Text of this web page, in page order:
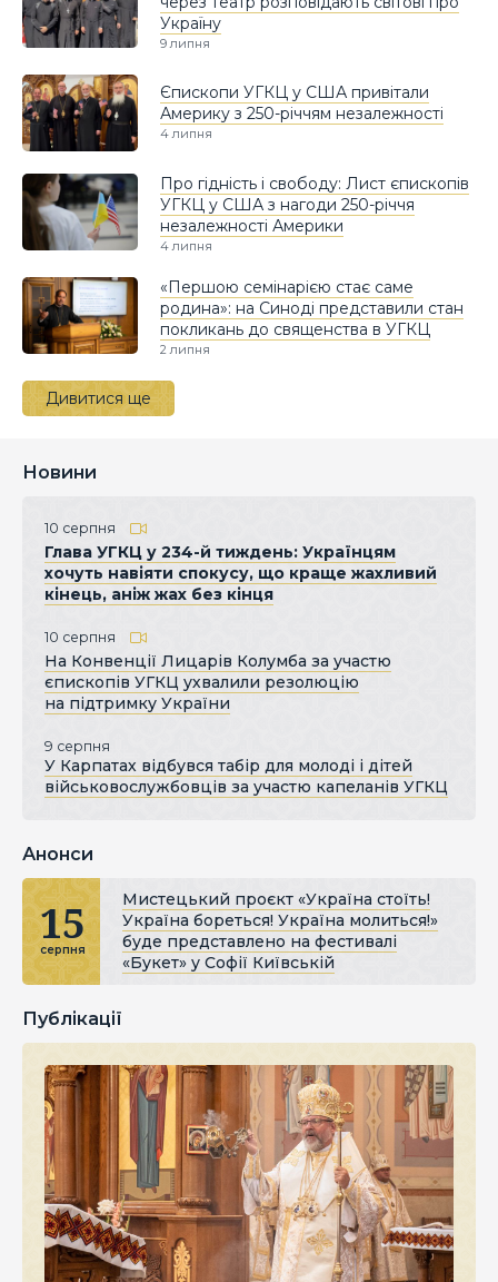
Україну
9 липня
Єпископи УГКЦ у США привітали
Америку з 250-річчям незалежності
4 липня
Про гідність і свободу: Лист єпископів
УГКЦ у США з нагоди 250-річчя
незалежності Америки
4 липня
«Першою семінарією стає саме
родина»: на Синоді представили стан
покликань до священства в УГКЦ
2 липня
Дивитися ще
Новини
10 серпня
Глава УГКЦ у 234-й тиждень: Українцям
хочуть навіяти спокусу, що краще жахливий
кінець, аніж жах без кінця
10 серпня
На Конвенції Лицарів Колумба за участю
єпископів УГКЦ ухвалили резолюцію
на підтримку України
9 серпня
У Карпатах відбувся табір для молоді і дітей
військовослужбовців за участю капеланів УГКЦ
Анонси
15
серпня
Мистецький проєкт «Україна стоїть!
Україна бореться! Україна молиться!»
буде представлено на фестивалі
«Букет» у Софії Київській
Публікації